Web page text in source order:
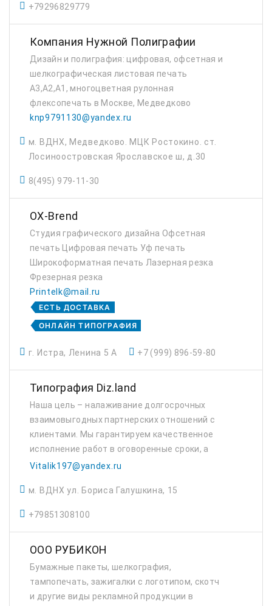
+79296829779
Компания Нужной Полиграфии
Дизайн и полиграфия: цифровая, офсетная и
шелкографическая листовая печать
А3,А2,А1, многоцветная рулонная
флексопечать в Москве, Медведково
knp9791130@yandex.ru
м. ВДНХ, Медведково. МЦК Ростокино. ст.
Лосиноостровская Ярославское ш, д.30
8(495) 979-11-30
OX-Brend
Студия графического дизайна Офсетная
печать Цифровая печать Уф печать
Широкоформатная печать Лазерная резка
Фрезерная резка
Printelk@mail.ru
ЕСТЬ ДОСТАВКА
ОНЛАЙН ТИПОГРАФИЯ
г. Истра, Ленина 5 А +7 (999) 896-59-80
Типография Diz.land
Наша цель – налаживание долгосрочных
взаимовыгодных партнерских отношений с
клиентами. Мы гарантируем качественное
исполнение работ в оговоренные сроки, а
также консультирование и поддержку на
организации уже ...
Vitalik197@yandex.ru
м. ВДНХ ул. Бориса Галушкина, 15
+79851308100
ООО РУБИКОН
Бумажные пакеты, шелкография,
тампопечать, зажигалки с логотипом, скотч
и другие виды рекламной продукции в